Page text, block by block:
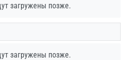
загружены позже.
загружены позже.